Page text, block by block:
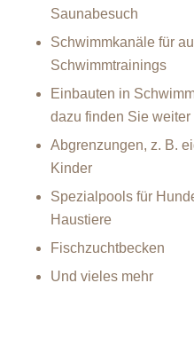
Saunabesuch
Schwimmkanäle für
Schwimmtrainings
Einbauten in
dazu finden Sie weiter
Abgrenzungen, z. B.
Kinder
Spezialpools für
Haustiere
Fischzuchtbecken
Und vieles mehr